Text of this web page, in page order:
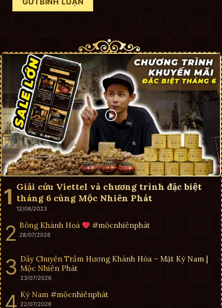
Giải cứu Viettel và chương trình đặc biệt
tháng 6 cùng Mộc Nhiên Phát
12/06/2023
Bông Khánh Hoà #mộcnhiênphát
28/07/2026
Dây Chuyền Trầm Hương Khánh Hòa – Mặt Kỳ Nam |
Mộc Nhiên Phát
23/07/2026
Kỳ Nam #mộcnhiênphát
22/07/2026